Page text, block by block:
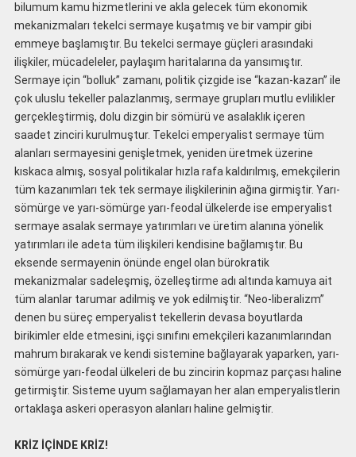
bilumum kamu hizmetlerini ve akla gelecek tüm ekonomik
mekanizmaları tekelci sermaye kuşatmış ve bir vampir gibi
emmeye başlamıştır. Bu tekelci sermaye güçleri arasındaki
ilişkiler, mücadeleler, paylaşım haritalarına da yansımıştır.
Sermaye için “bolluk” zamanı, politik çizgide ise “kazan-kazan” ile
çok uluslu tekeller palazlanmış, sermaye grupları mutlu evlilikler
gerçekleştirmiş, dolu dizgin bir sömürü ve asalaklık içeren
saadet zinciri kurulmuştur. Tekelci emperyalist sermaye tüm
alanları sermayesini genişletmek, yeniden üretmek üzerine
kıskaca almış, sosyal politikalar hızla rafa kaldırılmış, emekçilerin
tüm kazanımları tek tek sermaye ilişkilerinin ağına girmiştir. Yarı-
sömürge ve yarı-sömürge yarı-feodal ülkelerde ise emperyalist
sermaye asalak sermaye yatırımları ve üretim alanına yönelik
yatırımları ile adeta tüm ilişkileri kendisine bağlamıştır. Bu
eksende sermayenin önünde engel olan bürokratik
mekanizmalar sadeleşmiş, özelleştirme adı altında kamuya ait
tüm alanlar tarumar adilmiş ve yok edilmiştir. “Neo-liberalizm”
denen bu süreç emperyalist tekellerin devasa boyutlarda
birikimler elde etmesini, işçi sınıfını emekçileri kazanımlarından
mahrum bırakarak ve kendi sistemine bağlayarak yaparken, yarı-
sömürge yarı-feodal ülkeleri de bu zincirin kopmaz parçası haline
getirmiştir. Sisteme uyum sağlamayan her alan emperyalistlerin
ortaklaşa askeri operasyon alanları haline gelmiştir.
KRİZ İÇİNDE KRİZ!